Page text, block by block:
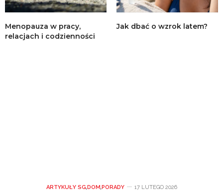
Menopauza w pracy,
relacjach i codzienności
Jak dbać o wzrok latem?
ARTYKUŁY SG,DOM,PORADY 17 LUTEGO 2026